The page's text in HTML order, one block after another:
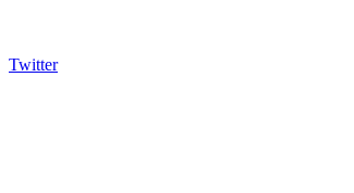
Twitter